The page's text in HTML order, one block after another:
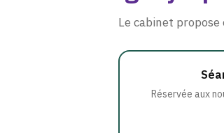
Le cabinet propose
Réservée aux